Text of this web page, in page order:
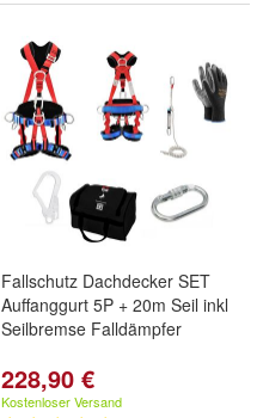
Fallschutz Dachdecker SET
Auffanggurt 5P + 20m Seil inkl
Seilbremse Falldämpfer
228,90 €
Kostenloser Versand